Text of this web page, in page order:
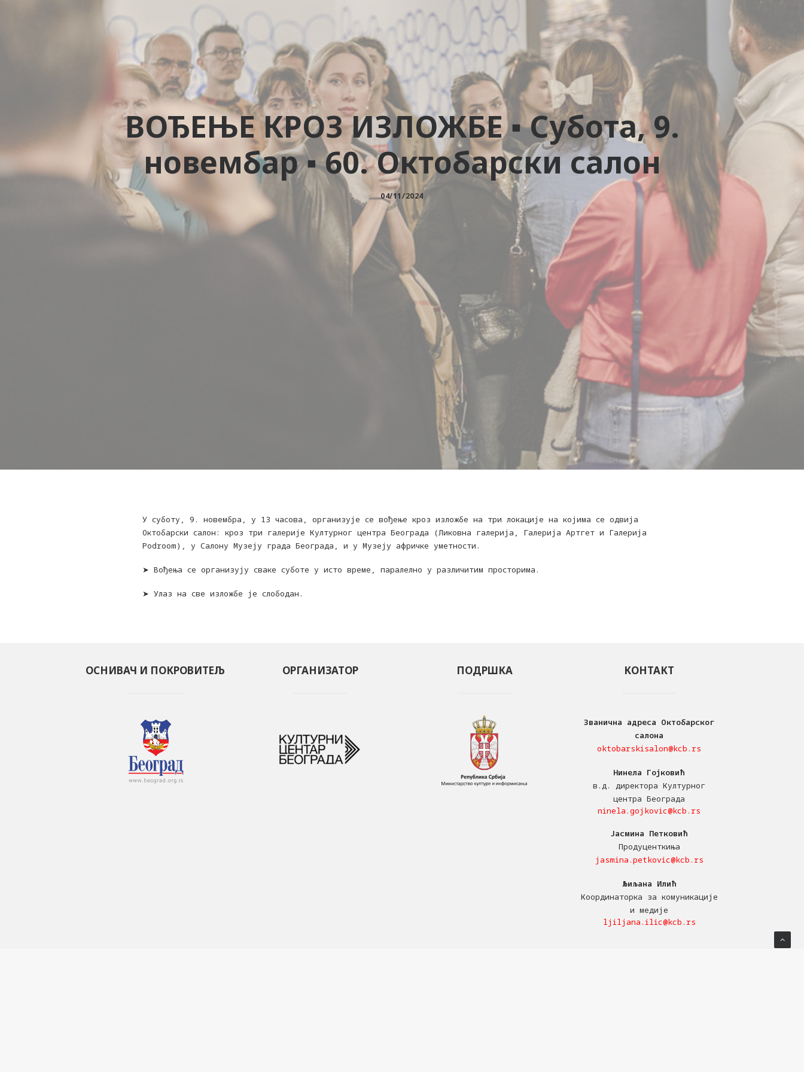
ВОЂЕЊЕ КРОЗ ИЗЛОЖБЕ ▪︎ Субота, 9.
новембар ▪︎ 60. Октобарски салон
04/11/2024
У суботу, 9. новембра, у 13 часова, организује се вођење кроз изложбе на три локације на којима се одвија
Октобарски салон: кроз три галерије Културног центра Београда (Ликовна галерија, Галерија Артгет и Галерија
Podroom), у Салону Музеју града Београда, и у Музеју афричке уметности.
➤ Вођења се организују сваке суботе у исто време, паралелно у различитим просторима.
➤ Улаз на све изложбе је слободан.
ОСНИВАЧ И ПОКРОВИТЕЉ ОРГАНИЗАТОР ПОДРШКА КОНТАКТ
Званична адреса Октобарског
салона
oktobarskisalon@kcb.rs
Нинела Гојковић
в.д. директора Културног
центра Београда
ninela.gojkovic@kcb.rs
Јасмина Петковић
Продуценткиња
jasmina.petkovic@kcb.rs
Љиљана Илић
Координаторка за комуникације
и медије
ljiljana.ilic@kcb.rs